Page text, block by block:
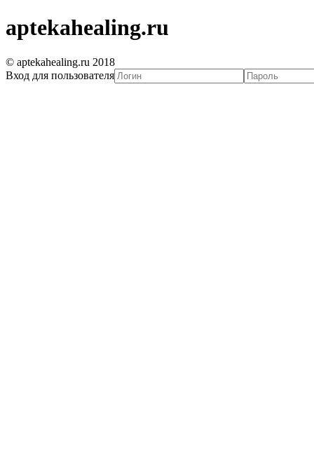
aptekahealing.ru
© aptekahealing.ru 2018
Вход для пользователя